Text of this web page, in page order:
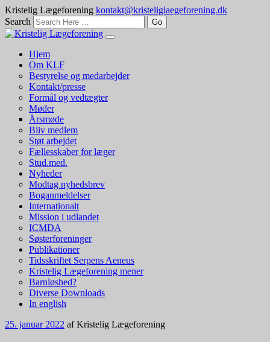
Kristelig Lægeforening kontakt@kristeliglaegeforening.dk
Search
Hjem
Om KLF
Bestyrelse og medarbejder
Kontakt/presse
Formål og vedtægter
Møder
Årsmøde
Bliv medlem
Støt arbejdet
Fællesskaber for læger
Stud.med.
Nyheder
Modtag nyhedsbrev
Boganmeldelser
Internationalt
Mission i udlandet
ICMDA
Søsterforeninger
Publikationer
Tidsskriftet Serpens Aeneus
Kristelig Lægeforening mener
Barnløshed?
Diverse Downloads
In english
25. januar 2022 afKristelig Lægeforening